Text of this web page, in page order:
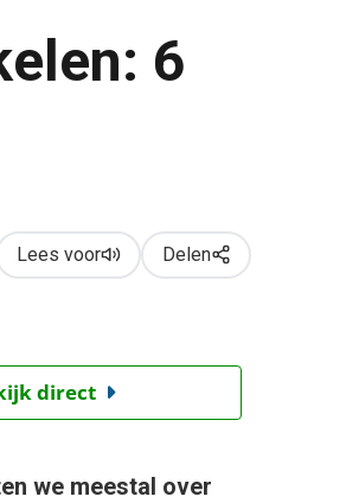
6
Lees voor Delen
direct
we meestal over